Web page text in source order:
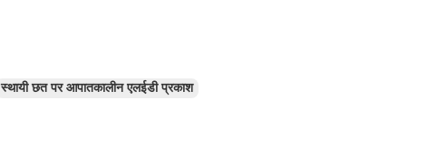
स्थायी छत पर आपातकालीन एलईडी प्रकाश